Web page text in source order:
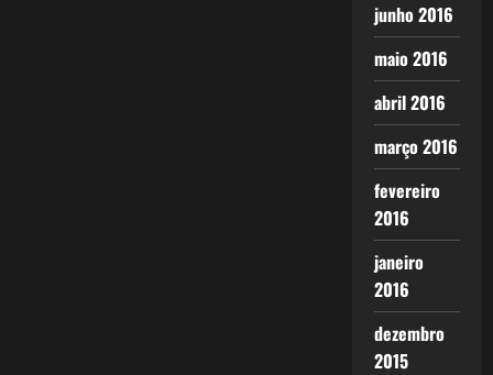
junho 2016
maio 2016
abril 2016
março 2016
fevereiro
2016
janeiro
2016
dezembro
2015